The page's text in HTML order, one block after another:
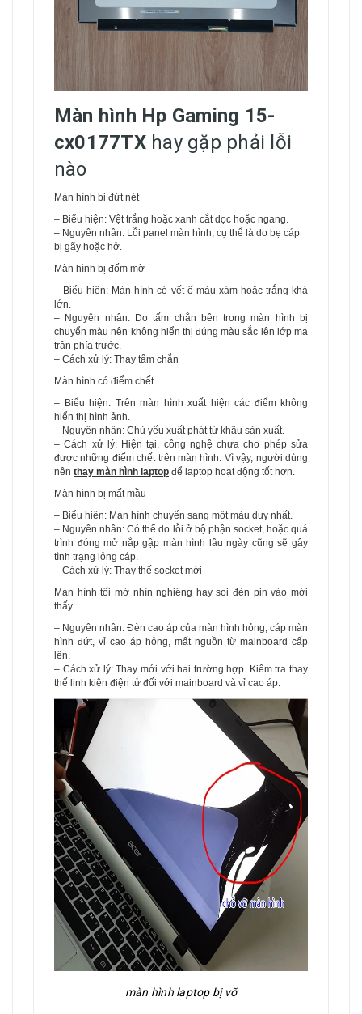
Màn hình Hp Gaming 15-
cx0177TX hay gặp phải lỗi
nào
Màn hình bị đứt nét
– Biểu hiện: Vệt trắng hoặc xanh cắt dọc hoặc ngang.
– Nguyên nhân: Lỗi panel màn hình, cụ thể là do bẹ cáp
bị gãy hoặc hở.
Màn hình bị đốm mờ
– Biểu hiện: Màn hình có vết ố màu xám hoặc trắng khá
lớn.
– Nguyên nhân: Do tấm chắn bên trong màn hình bị
chuyển màu nên không hiển thị đúng màu sắc lên lớp ma
trận phía trước.
– Cách xử lý: Thay tấm chắn
Màn hình có điểm chết
– Biểu hiện: Trên màn hình xuất hiện các điểm không
hiển thị hình ảnh.
– Nguyên nhân: Chủ yếu xuất phát từ khâu sản xuất.
– Cách xử lý: Hiện tại, công nghệ chưa cho phép sửa
được những điểm chết trên màn hình. Vì vậy, người dùng
nên thay màn hình laptop để laptop hoạt động tốt hơn.
Màn hình bị mất mầu
– Biểu hiện: Màn hình chuyển sang một màu duy nhất.
– Nguyên nhân: Có thể do lỗi ở bộ phận socket, hoặc quá
trình đóng mở nắp gập màn hình lâu ngày cũng sẽ gây
tình trạng lỏng cáp.
– Cách xử lý: Thay thế socket mới
Màn hình tối mờ nhìn nghiêng hay soi đèn pin vào mới
thấy
– Nguyên nhân: Đèn cao áp của màn hình hỏng, cáp màn
hình đứt, vỉ cao áp hỏng, mất nguồn từ mainboard cấp
lên.
– Cách xử lý: Thay mới với hai trường hợp. Kiểm tra thay
thế linh kiện điện tử đối với mainboard và vỉ cao áp.
màn hình laptop bị vỡ